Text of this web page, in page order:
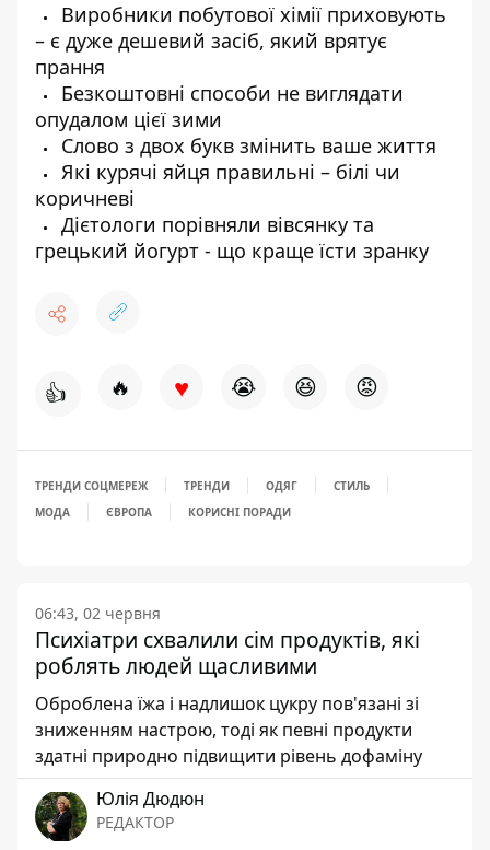
Виробники побутової хімії приховують
– є дуже дешевий засіб, який врятує
прання
Безкоштовні способи не виглядати
опудалом цієї зими
Слово з двох букв змінить ваше життя
Які курячі яйця правильні – білі чи
коричневі
Дієтологи порівняли вівсянку та
грецький йогурт - що краще їсти зранку
👍 🔥 ♥ 😭 😆 😡
ТРЕНДИ СОЦМЕРЕЖ ТРЕНДИ ОДЯГ
СТИЛЬ
МОДА
ЄВРОПА КОРИСНІ ПОРАДИ
06:43, 02 червня
Психіатри схвалили сім продуктів, які
роблять людей щасливими
Оброблена їжа і надлишок цукру пов'язані зі
зниженням настрою, тоді як певні продукти
здатні природно підвищити рівень дофаміну
Юлія Дюдюн
РЕДАКТОР